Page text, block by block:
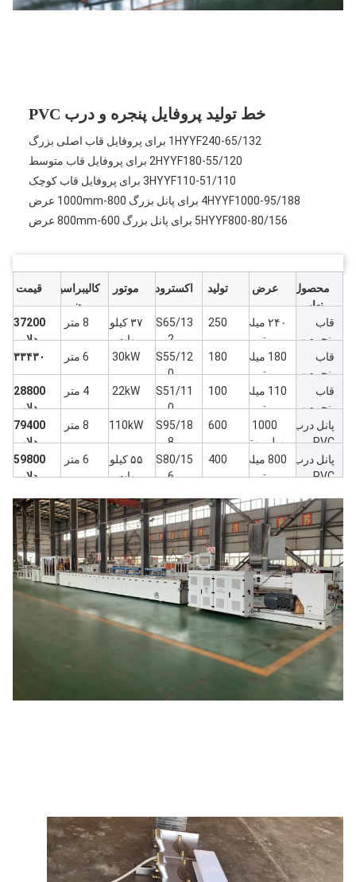
خط تولید پروفایل پنجره و درب PVC
1HYYF240-65/132 برای پروفایل قاب اصلی بزرگ
2HYYF180-55/120 برای پروفایل قاب متوسط
3HYYF110-51/110 برای پروفایل قاب کوچک
4HYYF1000-95/188 برای پانل بزرگ 800-1000mm عرض
5HYYF800-80/156 برای پانل بزرگ 600-800mm عرض
محصول
نهایی
عرض تولید اکسترودر موتور
کالیبراسیو
ن
قیمت
قاب
پنجره و
درب PVC
۲۴۰ میلی
متر
250
ZS65/13
2
۳۷ کیلو
وات
37200
دلار
قاب
پنجره و
درب PVC
180 میلی
متر
180
ZS55/12
0
30kW ۳۳۴۳۰
قاب
پنجره و
درب PVC
110 میلی
متر
100
ZS51/11
0
22kW 4 متر
28800
دلار
پانل درب
PVC
1000
میلی متر
600
ZS95/18
8
110kW
79400
دلار
پانل درب
PVC
800 میلی
متر
400
ZS80/15
6
۵۵ کیلو
وات
59800
دلار